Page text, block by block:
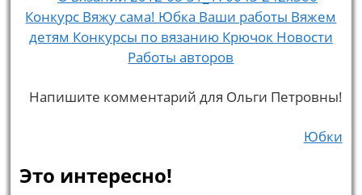
Напишите комментарий для Ольги Петровны!
Юбки
Это интересно!